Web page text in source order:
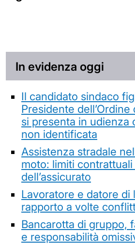
In evidenza oggi
Il candidato sindaco
Presidente
si presenta in udienza
non identificata
Assistenza stradale
moto: limiti
dell’assicurato
Lavoratore e datore di
rapporto a volte
Bancarotta di gruppo,
e responsabilità